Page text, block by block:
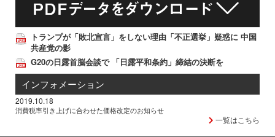
トランプが「敗北宣言」をしない理由「不正選挙」疑惑に 中国
共産党の影
G20の日露首脳会談で 「日露平和条約」締結の決断を
インフォメーション
2019.10.18
消費税率引き上げに合わせた価格改定のお知らせ
一覧はこちら